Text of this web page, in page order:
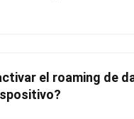
el roaming de